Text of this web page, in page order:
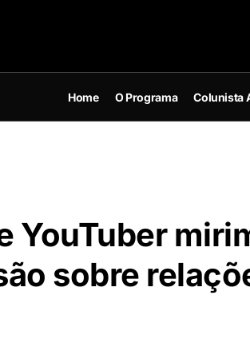
Home O Programa Colunista
YouTuber
sobre